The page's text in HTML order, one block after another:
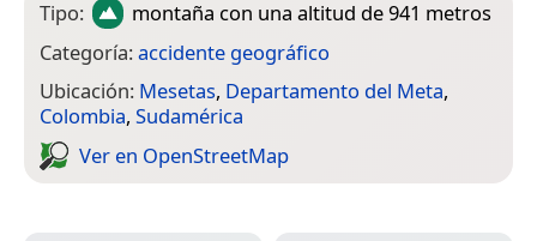
Tipo: montaña con una altitud de 941 metros
Categoría:accidente geográfico
Ubicación: Mesetas, Departamento del Meta,
Colombia, Sudamérica
Ver en Open­Street­Map